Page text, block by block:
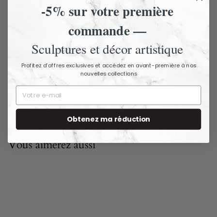
À propos de The Ancient Home
Livraison assurée - Articles fragiles
Livraison et retours
Nous contacter
Vous aimerez aussi
-5% sur votre première
commande —
Sculptures et décor artistique
Profitez d’offres exclusives et accédez en avant-première à nos
nouvelles collections
Obtenez ma réduction